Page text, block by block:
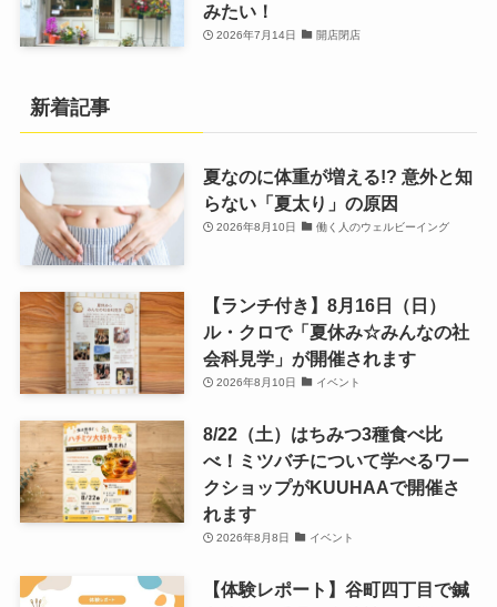
みたい！
2026年7月14日 開店閉店
新着記事
夏なのに体重が増える!? 意外と知
らない「夏太り」の原因
2026年8月10日 働く人のウェルビーイング
【ランチ付き】8月16日（日）
ル・クロで「夏休み☆みんなの社
会科見学」が開催されます
2026年8月10日 イベント
8/22（土）はちみつ3種食べ比
べ！ミツバチについて学べるワー
クショップがKUUHAAで開催さ
れます
2026年8月8日 イベント
【体験レポート】谷町四丁目で鍼